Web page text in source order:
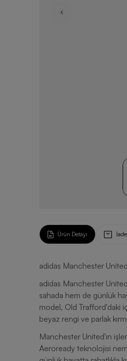
Ürün Detayı
adidas Manchester
adidas Manchester
sahada hem de günlük
model, Old Trafford'daki
beyaz rengi ve parlak
Manchester United'ın
Aeroready teknolojisi